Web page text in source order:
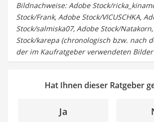
Bildnachweise: Adobe Stock/
Stock/Frank, Adobe Stock/VICUSCHKA,
Stock/salmiska07, Adobe Stock/
Stock/karepa (chronologisch bzw. nach
der im Kaufratgeber verwendeten
Hat Ihnen dieser Ratgeber
Ja